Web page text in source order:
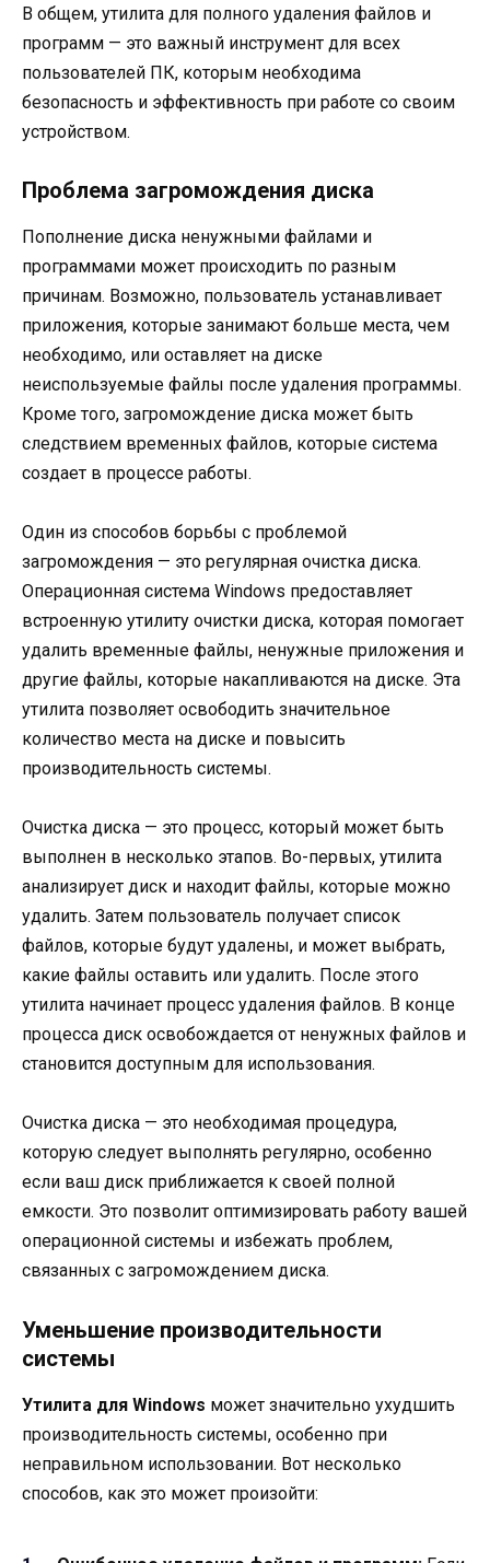
В общем, утилита для полного удаления файлов и
программ — это важный инструмент для всех
пользователей ПК, которым необходима
безопасность и эффективность при работе со своим
устройством.
Проблема загромождения диска
Пополнение диска ненужными файлами и
программами может происходить по разным
причинам. Возможно, пользователь устанавливает
приложения, которые занимают больше места, чем
необходимо, или оставляет на диске
неиспользуемые файлы после удаления программы.
Кроме того, загромождение диска может быть
следствием временных файлов, которые система
создает в процессе работы.
Один из способов борьбы с проблемой
загромождения — это регулярная очистка диска.
Операционная система Windows предоставляет
встроенную утилиту очистки диска, которая помогает
удалить временные файлы, ненужные приложения и
другие файлы, которые накапливаются на диске. Эта
утилита позволяет освободить значительное
количество места на диске и повысить
производительность системы.
Очистка диска — это процесс, который может быть
выполнен в несколько этапов. Во-первых, утилита
анализирует диск и находит файлы, которые можно
удалить. Затем пользователь получает список
файлов, которые будут удалены, и может выбрать,
какие файлы оставить или удалить. После этого
утилита начинает процесс удаления файлов. В конце
процесса диск освобождается от ненужных файлов и
становится доступным для использования.
Очистка диска — это необходимая процедура,
которую следует выполнять регулярно, особенно
если ваш диск приближается к своей полной
емкости. Это позволит оптимизировать работу вашей
операционной системы и избежать проблем,
связанных с загромождением диска.
Уменьшение производительности
системы
Утилита для Windows может значительно ухудшить
производительность системы, особенно при
неправильном использовании. Вот несколько
способов, как это может произойти: